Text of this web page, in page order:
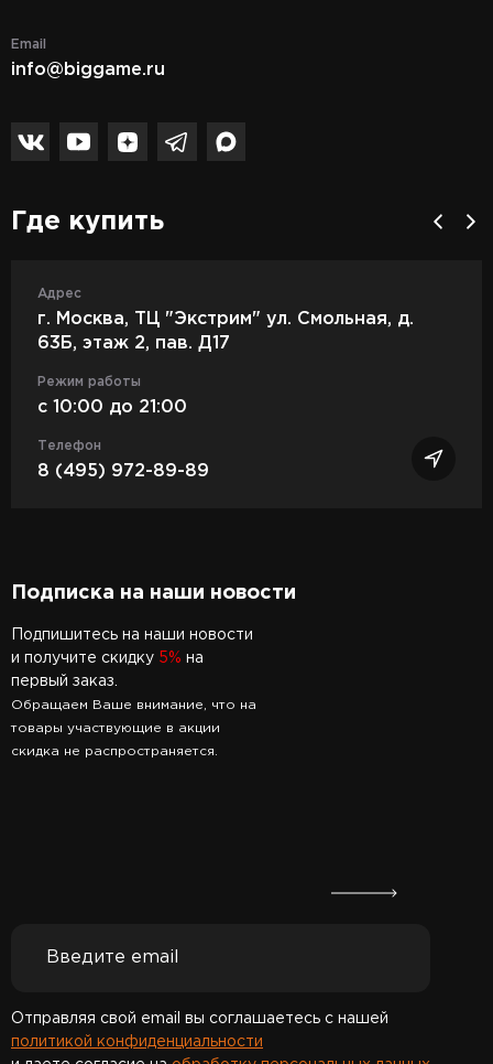
Email
info@biggame.ru
Где купить
Адрес
г. Москва, ТЦ "Экстрим" ул. Смольная, д.
63Б, этаж 2, пав. Д17
Режим работы
c 10:00 до 21:00
Телефон
8 (495) 972-89-89
Подписка на наши новости
Подпишитесь на наши новости
и получите скидку 5% на
первый заказ.
Обращаем Ваше внимание, что на
товары участвующие в акции
скидка не распространяется.
Отправляя свой email вы соглашаетесь с нашей
политикой конфиденциальности